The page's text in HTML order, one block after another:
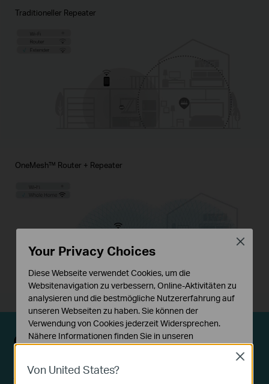
Traditioneller Repeater
OneMesh™ Router + Repeater
Genießen Sie ein Mesh-
Netzwerk mit Ihrem
Von United States?
Close
Your Privacy Choices
Diese Webseite verwendet Cookies, um die
Websitenavigation zu verbessern, Online-Aktivitäten zu
analysieren und die bestmögliche Nutzererfahrung auf
unseren Webseiten zu haben. Sie können der
Verwendung von Cookies jederzeit Widersprechen.
Nähere Informationen finden Sie in unseren
Datenschutzhinweisen.
Notwendige Cookies
Close